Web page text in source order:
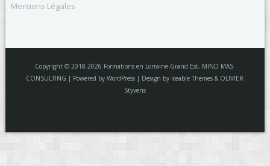
Mentions Légales
Copyright © 2018-2026 Formations en Lorraine-Grand Est, MIND MAS-
CONSULTING | Powered by WordPress | Design by Iceable Themes & OLIVIER
Styvens